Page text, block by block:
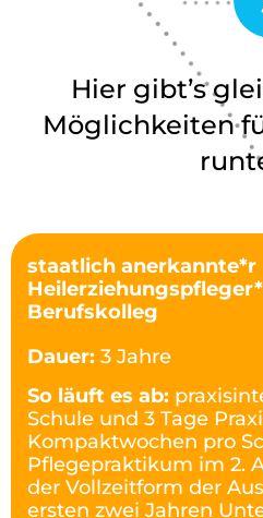
Hier gibt’s
Möglichkeiten
staatlich anerkannte*r
Berufskolleg
Dauer: 3 Jahre
So läuft es ab:
Schule und 3 Tage
Kompaktwochen pro
Pflegepraktikum im 2.
der Vollzeitform der
ersten zwei Jahren